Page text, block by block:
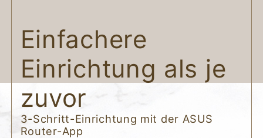
Einfachere
Einrichtung als je
zuvor
3-Schritt-Einrichtung mit der ASUS
Router-App